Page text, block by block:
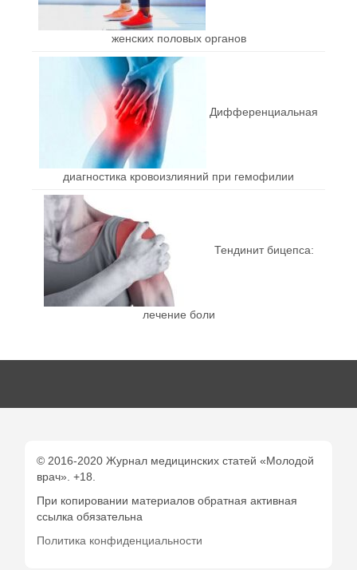
женских половых органов
Дифференциальная
диагностика кровоизлияний при гемофилии
Тендинит бицепса:
лечение боли
© 2016-2020 Журнал медицинских статей «Молодой
врач». +18.
При копировании материалов обратная активная
ссылка обязательна
Политика конфиденциальности